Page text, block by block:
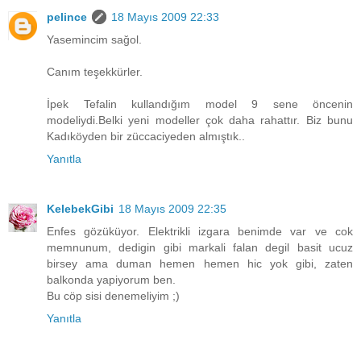
pelince
18 Mayıs 2009 22:33
Yasemincim sağol.
Canım teşekkürler.
İpek Tefalin kullandığım model 9 sene öncenin
modeliydi.Belki yeni modeller çok daha rahattır. Biz bunu
Kadıköyden bir züccaciyeden almıştık..
Yanıtla
KelebekGibi 18 Mayıs 2009 22:35
Enfes gözüküyor. Elektrikli izgara benimde var ve cok
memnunum, dedigin gibi markali falan degil basit ucuz
birsey ama duman hemen hemen hic yok gibi, zaten
balkonda yapiyorum ben.
Bu cöp sisi denemeliyim ;)
Yanıtla